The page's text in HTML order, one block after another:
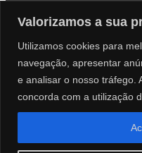
Valorizamos a sua
Utilizamos cookies para
navegação, apresentar
e analisar o nosso tráfego.
concorda com a utilização
Website desenhado por
© 2012-2026 PokéCenter